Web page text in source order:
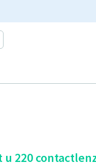
220